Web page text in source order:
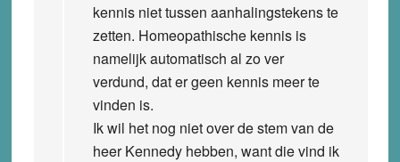
kennis niet tussen aanhalingstekens te
zetten. Homeopathische kennis is
namelijk automatisch al zo ver
verdund, dat er geen kennis meer te
vinden is.
Ik wil het nog niet over de stem van de
heer Kennedy hebben, want die vind ik